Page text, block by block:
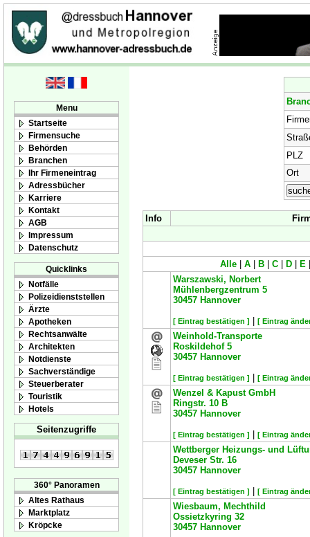
Menu
Startseite
Firmensuche
Behörden
Branchen
Ihr Firmeneintrag
Adressbücher
Karriere
Kontakt
AGB
Impressum
Datenschutz
Quicklinks
Notfälle
Polizeidienststellen
Ärzte
Apotheken
Rechtsanwälte
Architekten
Notdienste
Sachverständige
Steuerberater
Touristik
Hotels
Seitenzugriffe
360° Panoramen
Altes Rathaus
Marktplatz
Kröpcke
PLZ
Ort
Info
Alle A B C D E
Warszawski, Norbert
Mühlenbergzentrum 5
30457 Hannover
[ Eintrag bestätigen ] [ Eintrag
Weinhold-Transporte
Roskildehof 5
30457 Hannover
[ Eintrag bestätigen ] [ Eintrag
Wenzel & Kapust GmbH
Ringstr. 10 B
30457 Hannover
[ Eintrag bestätigen ] [ Eintrag
Wettberger Heizungs- und
Deveser Str. 16
30457 Hannover
[ Eintrag bestätigen ] [ Eintrag
Wiesbaum, Mechthild
Ossietzkyring 32
30457 Hannover